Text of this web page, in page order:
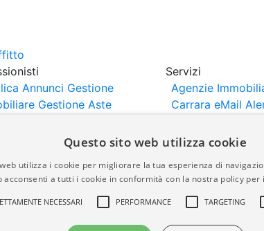
Annunci Gestione
Gestione Aste
Importazione
Servizi
Agenzie
Carrara eMail
italia.it vengono pubblicati da agenzie
Questo sito web utilizza cookie
utilizza i cookie per migliorare la tua esperienza di
acconsenti a tutti i cookie in conformità con la nostra policy per
NECESSARI PERFORMANCE TARGETING